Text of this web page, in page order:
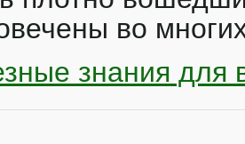
во
знания для